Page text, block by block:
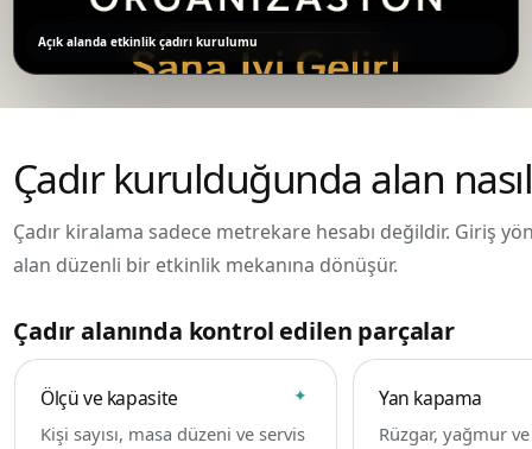
Açık alanda etkinlik çadırı kurulumu
Çadır kurulduğunda alan
Çadır kiralama sadece metrekare hesabı değildir. Giriş
alan düzenli bir etkinlik mekanına dönüşür.
Çadır alanında kontrol edilen parçalar
Ölçü ve kapasite
Kişi sayısı, masa düzeni ve servis
Yan kapama
Rüzgar, yağmur